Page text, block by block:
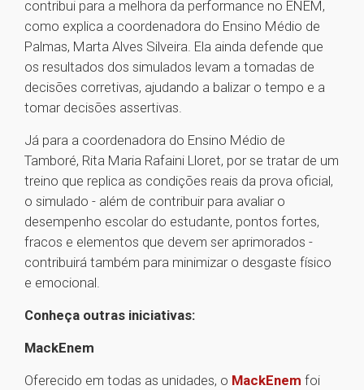
contribui para a melhora da performance no ENEM,
como explica a coordenadora do Ensino Médio de
Palmas, Marta Alves Silveira. Ela ainda defende que
os resultados dos simulados levam a tomadas de
decisões corretivas, ajudando a balizar o tempo e a
tomar decisões assertivas.
Já para a coordenadora do Ensino Médio de
Tamboré, Rita Maria Rafaini Lloret, por se tratar de um
treino que replica as condições reais da prova oficial,
o simulado - além de contribuir para avaliar o
desempenho escolar do estudante, pontos fortes,
fracos e elementos que devem ser aprimorados -
contribuirá também para minimizar o desgaste físico
e emocional.
Conheça outras iniciativas:
MackEnem
Oferecido em todas as unidades, o MackEnem foi